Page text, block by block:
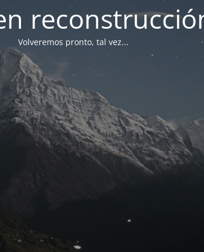
Volveremos pronto, tal vez...